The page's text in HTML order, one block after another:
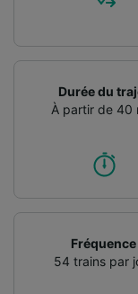
Durée du
À partir de 40
Fréquence
54 trains par